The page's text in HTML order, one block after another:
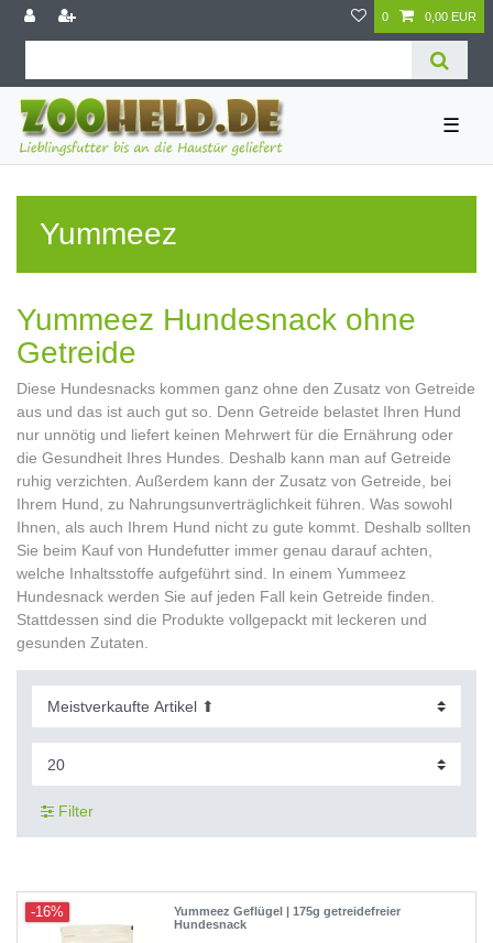
0 0,00 EUR
☰
Yummeez
Yummeez Hundesnack ohne
Getreide
Diese Hundesnacks kommen ganz ohne den Zusatz von Getreide
aus und das ist auch gut so. Denn Getreide belastet Ihren Hund
nur unnötig und liefert keinen Mehrwert für die Ernährung oder
die Gesundheit Ihres Hundes. Deshalb kann man auf Getreide
ruhig verzichten. Außerdem kann der Zusatz von Getreide, bei
Ihrem Hund, zu Nahrungsunverträglichkeit führen. Was sowohl
Ihnen, als auch Ihrem Hund nicht zu gute kommt. Deshalb sollten
Sie beim Kauf von Hundefutter immer genau darauf achten,
welche Inhaltsstoffe aufgeführt sind. In einem Yummeez
Hundesnack werden Sie auf jeden Fall kein Getreide finden.
Stattdessen sind die Produkte vollgepackt mit leckeren und
gesunden Zutaten.
Filter
-16%
Yummeez Geflügel | 175g getreidefreier
Hundesnack